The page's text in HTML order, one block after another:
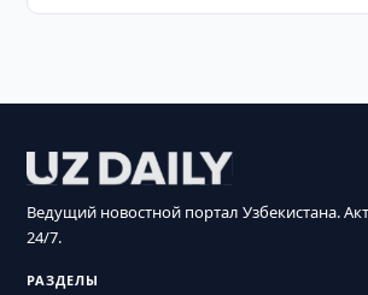
Ведущий новостной портал Узбекистана.
24/7.
РАЗДЕЛЫ